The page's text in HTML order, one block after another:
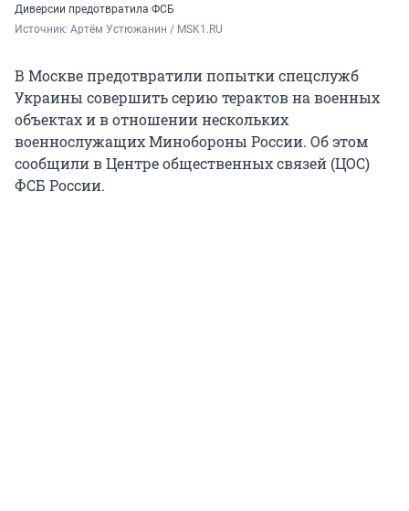
Диверсии предотвратила ФСБ
Источник: Артём Устюжанин / MSK1.RU
В Москве предотвратили попытки спецслужб
Украины совершить серию терактов на военных
объектах и в отношении нескольких
военнослужащих Минобороны России. Об этом
сообщили в Центре общественных связей (ЦОС)
ФСБ России.